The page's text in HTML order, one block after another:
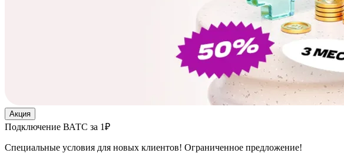
Акция
Подключение ВАТС за 1₽
Специальные условия для новых клиентов! Ограниченное предложение!